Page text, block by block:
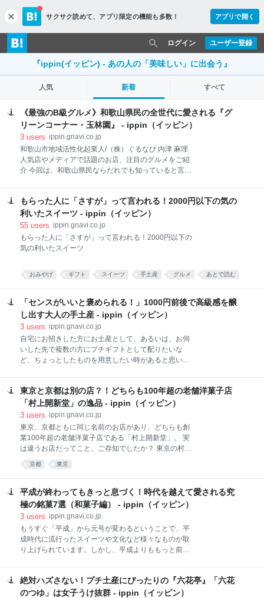
c
l
o
s
サクサク読めて、 アプリ限定の機能も多数！ アプリで開く
ユーザー登録
ログイン
『ippin(イッピン) - あの人の「美味しい」に出会う』
人気 新着 すべて
《最強のB級グルメ》和歌山県民の全世代に愛される『グ
リーンコーナー・玉林園』 - ippin（イッピン）
3 users ippin.gnavi.co.jp
和歌山市地域活性化起業人/（株）ぐるなび 内津 麻理
人気店やメディアで話題のお店、注目のグルメをご紹
介 今回は、和歌山県民ならだれでも知っていると言っ
とはお茶の製造販売や塩干類を手掛けていた会社。お
茶はもちろん、今では全国でも知られる「グリーンソ
フト」や「てんかけラーメン」等、永くお客様に愛さ
れるヒット商品を生み出し続けています。 こちらは、
玉林園のグリーンコーナー本店の店内。グリーンコー
男女問わず賑わっています。お昼時に行くと、駐車ス
て来店するのがおすすめです。 今では、全国で知られ
ている「てんかけラーメン」ですが、始まりは、昭和
42年（1967
もらった人に「さすが」って言われる！2000円以下の気の
利いたスイーツ - ippin（イッピン）
55 users ippin.gnavi.co.jp
もらった人に「さすが」って言われる！2000円以下の
気の利いたスイーツ
おみやげ ギフト スイーツ 手土産 グルメ あとで読む
「センスがいいと褒められる！」1000円前後で高級感を醸
し出す大人の手土産 - ippin（イッピン）
3 users ippin.gnavi.co.jp
自宅にお招きした方にお土産として、あるいは、お伺
いした先で複数の方にプチギフトとして配りたいな
ど、ちょっとしたものを用意したい時があると思いま
り寄せしてみませんか。彩り豊かな最中や、健康に配
慮が感じられるナッツのお菓子など、少し大人の目線
で選んでみました。目上の方にも差し上げられるよう
に、パッケージにも品の良さが感じられるものばかり
です。
東京と京都は別の店？！どちらも100年超の老舗洋菓子店
「村上開新堂」の逸品 - ippin（イッピン）
3 users ippin.gnavi.co.jp
東京、京都ともに同じ名前のお店があり、どちらも創
業100年超の老舗洋菓子店である「村上開新堂」。 実
は違うお店だってこと、ご存知でしたか？ 東京の村上
開新堂のお菓子は、既に利用したことがある方からの
紹介登録制で、購入の予約も登録後にできます。それ
ら。 一方、京都の村上開新堂は、伝統的かつモダンな
カフェを併設するなど、それぞれに歴史を感じる特徴
があります。 どちらも手間をかけて作られているから
京都 東京
平成が終わってもきっと息づく！時代を越えて愛される究
極の銘菓7選（和菓子編） - ippin（イッピン）
3 users ippin.gnavi.co.jp
もうすぐ「平成」から元号が変わるということで、平
成時代に流行ったスイーツや文化など様々なものが取
り上げられています。しかし、平成よりももっと前の
老舗が手掛ける和菓子を７つご紹介します。平成終わ
るムードに寂しさを感じている方は、時代の変化にと
絶対ハズさない！プチ土産にぴったりの『六花亭』「六花
のつゆ」は女子うけ抜群 - ippin（イッピン）